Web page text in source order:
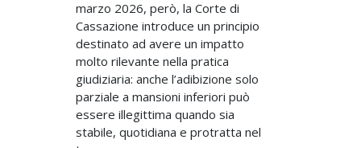
marzo 2026, però, la Corte di
Cassazione introduce un principio
destinato ad avere un impatto
molto rilevante nella pratica
giudiziaria: anche l’adibizione solo
parziale a mansioni inferiori può
essere illegittima quando sia
stabile, quotidiana e protratta nel